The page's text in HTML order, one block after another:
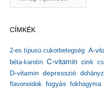
í
u
m
CÍMKÉK
2-es típusú cukorbetegség A-
béta-karotin C-vitamin cink
D-vitamin depresszió
flavonoidok fogyás fokhagyma